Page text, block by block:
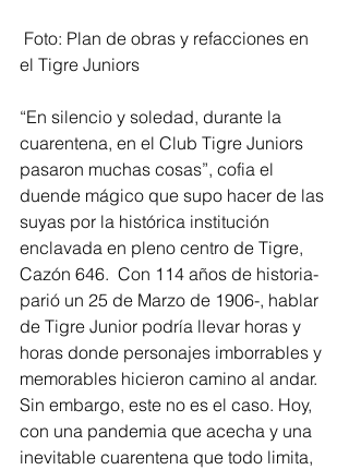
el Tigre Juniors
“En silencio y soledad, durante la
cuarentena, en el Club Tigre Juniors
pasaron muchas cosas”, cofia el
duende mágico que supo hacer de las
suyas por la histórica institución
enclavada en pleno centro de Tigre,
Cazón 646.  Con 114 años de historia-
parió un 25 de Marzo de 1906-, hablar
de Tigre Junior podría llevar horas y
horas donde personajes imborrables y
memorables hicieron camino al andar.
Sin embargo, este no es el caso. Hoy,
con una pandemia que acecha y una
inevitable cuarentena que todo limita,